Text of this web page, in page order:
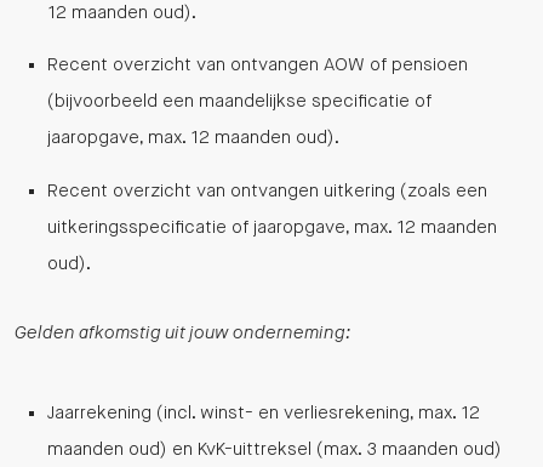
12 maanden oud).
Recent overzicht van ontvangen AOW of pensioen
(bijvoorbeeld een maandelijkse specificatie of
jaaropgave, max. 12 maanden oud).
Recent overzicht van ontvangen uitkering (zoals een
uitkeringsspecificatie of jaaropgave, max. 12 maanden
oud).
Gelden afkomstig uit jouw onderneming:
Jaarrekening (incl. winst- en verliesrekening, max. 12
maanden oud) en KvK-uittreksel (max. 3 maanden oud)